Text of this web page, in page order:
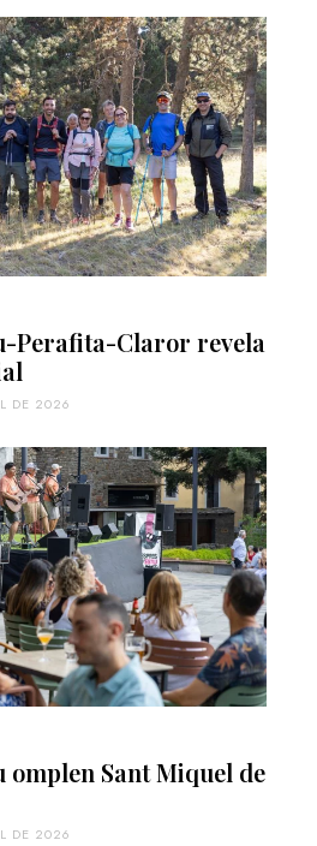
Perafita-Claror revela
DE 2026
omplen Sant Miquel de
DE 2026